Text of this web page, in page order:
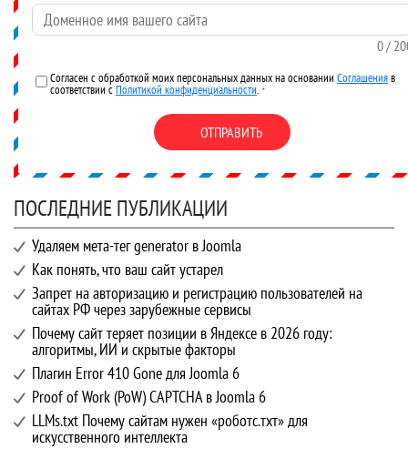
Доменное имя вашего сайта
0/
Согласен с обработкой моих персональных данных на основании Соглашенияв
соответствии сПолитикой конфиденциальности *
ОТПРАВИТЬ
ПОСЛЕДНИЕ ПУБЛИКАЦИИ
Удаляем мета-тег generator в Joomla
Как понять, что ваш сайт устарел
Запрет на авторизацию и регистрацию пользователей на
сайтах РФ через зарубежные сервисы
Почему сайт теряет позиции в Яндексе в 2026 году:
алгоритмы, ИИ и скрытые факторы
Плагин Error 410 Gone для Joomla 6
Proof of Work (PoW) CAPTCHA в Joomla 6
LLMs.txt Почему сайтам нужен «роботс.тхт» для
искусственного интеллекта